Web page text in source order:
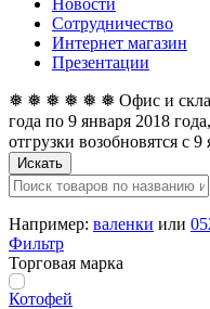
Новости
Сотрудничество
Интернет магазин
Презентации
❅ ❅ ❅ ❅ ❅ ❅ Офис и склад
года по 9 января 2018
отгрузки возобновятся с
Искать
Например: валенки или
Фильтр
Торговая марка
Котофей